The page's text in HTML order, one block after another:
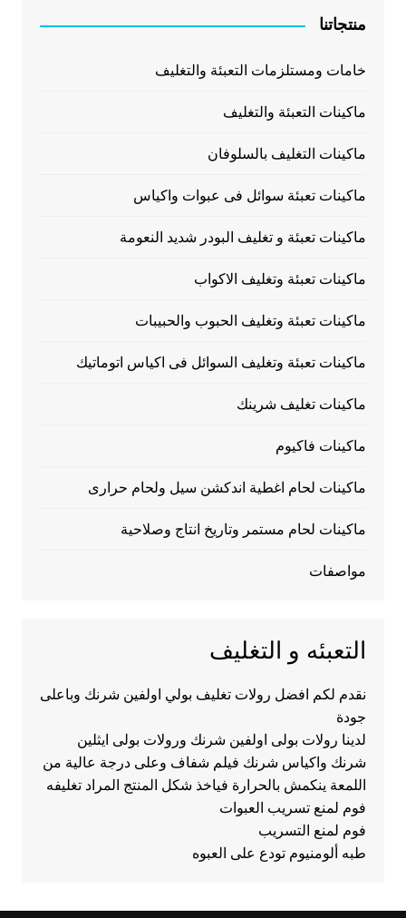
منتجاتنا
خامات ومستلزمات التعبئة والتغليف
ماكينات التعبئة والتغليف
ماكينات التغليف بالسلوفان
ماكينات تعبئة سوائل فى عبوات واكياس
ماكينات تعبئة و تغليف البودر شديد النعومة
ماكينات تعبئة وتغليف الاكواب
ماكينات تعبئة وتغليف الحبوب والحبيبات
ماكينات تعبئة وتغليف السوائل فى اكياس اتوماتيك
ماكينات تغليف شرينك
ماكينات فاكيوم
ماكينات لحام اغطية اندكشن سيل ولحام حرارى
ماكينات لحام مستمر وتاريخ انتاج وصلاحية
مواصفات
التعبئه و التغليف
نقدم لكم افضل رولات تغليف بولي اولفين شرنك وباعلى
جودة
لدينا رولات بولى اولفين شرنك ورولات بولى ايثلين
شرنك واكياس شرنك فيلم شفاف وعلى درجة عالية من
اللمعة ينكمش بالحرارة فياخذ شكل المنتج المراد تغليفه
فوم لمنع تسريب العبوات
فوم لمنع التسريب
طبه ألومنيوم تودع على العبوه